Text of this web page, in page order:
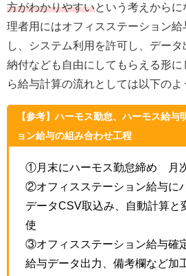
方がわかりやすいという考えから
理者用にはオフィスステーション
し、システム利用を許可し、デー
納付なども自由にしてもらえる形
ら給与計算の流れとしては以下のよ
【参考】ハーモス勤怠、ハーモス給与
ョン給与の組み合わせ工程
①月末にハーモス勤怠締め 月
②オフィスステーション給与に
データCSV取込み、自動計算と
使
③オフィスステーション給与確
給与データ出力、備考欄など加